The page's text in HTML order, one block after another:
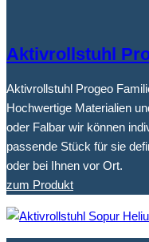
Aktivrollstuhl
Aktivrollstuhl Progeo
Hochwertige Materialien
oder Falbar wir können
passende Stück für sie
oder bei Ihnen vor Ort.
zum Produkt